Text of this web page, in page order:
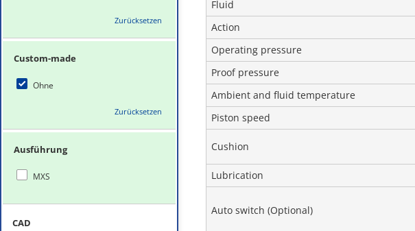
Zurücksetzen
Custom-made
Ohne
Zurücksetzen
Ausführung
MXS
CAD
Fluid
Action
Operating pressure
Proof pressure
Ambient and fluid temperature
Piston speed
Cushion
Lubrication
Auto switch (Optional)